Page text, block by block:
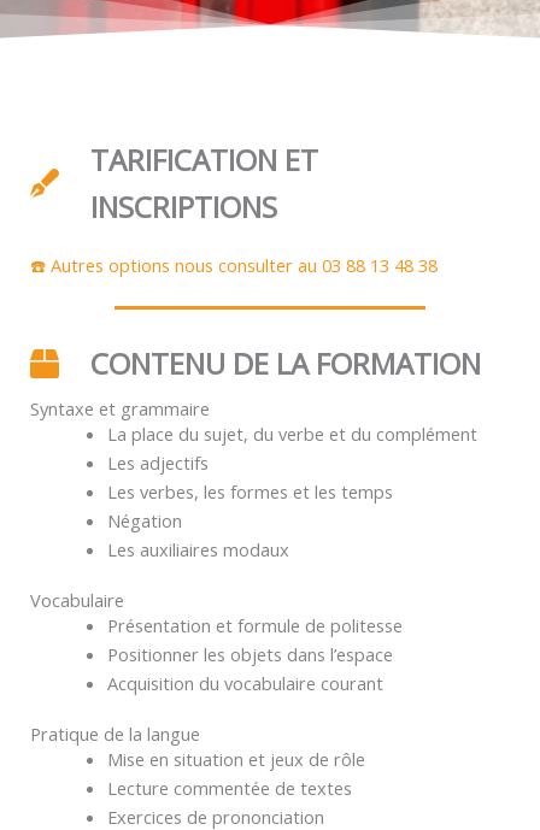
TARIFICATION ET
INSCRIPTIONS
☎️ Autres options nous consulter au 03 88 13 48 38
CONTENU DE LA FORMATION
Syntaxe et grammaire
La place du sujet, du verbe et du complément
Les adjectifs
Les verbes, les formes et les temps
Négation
Les auxiliaires modaux
Vocabulaire
Présentation et formule de politesse
Positionner les objets dans l’espace
Acquisition du vocabulaire courant
Pratique de la langue
Mise en situation et jeux de rôle
Lecture commentée de textes
Exercices de prononciation